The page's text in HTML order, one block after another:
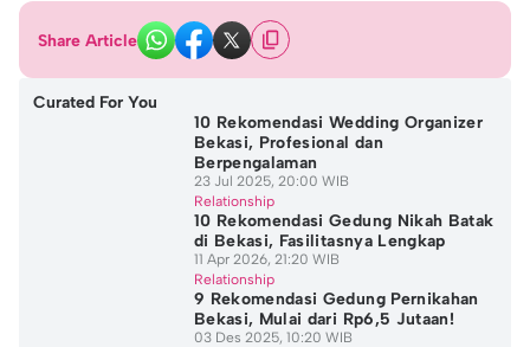
Share Article
Curated For You
10 Rekomendasi Wedding Organizer
Bekasi, Profesional dan
Berpengalaman
23 Jul 2025, 20:00 WIB
Relationship
10 Rekomendasi Gedung Nikah Batak
di Bekasi, Fasilitasnya Lengkap
11 Apr 2026, 21:20 WIB
Relationship
9 Rekomendasi Gedung Pernikahan
Bekasi, Mulai dari Rp6,5 Jutaan!
03 Des 2025, 10:20 WIB